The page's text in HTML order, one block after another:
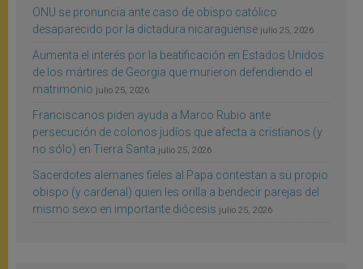
ONU se pronuncia ante caso de obispo católico
desaparecido por la dictadura nicaragüense julio 25, 2026
Aumenta el interés por la beatificación en Estados Unidos
de los mártires de Georgia que murieron defendiendo el
matrimonio julio 25, 2026
Franciscanos piden ayuda a Marco Rubio ante
persecución de colonos judíos que afecta a cristianos (y
no sólo) en Tierra Santa julio 25, 2026
Sacerdotes alemanes fieles al Papa contestan a su propio
obispo (y cardenal) quien les orilla a bendecir parejas del
mismo sexo en importante diócesis julio 25, 2026